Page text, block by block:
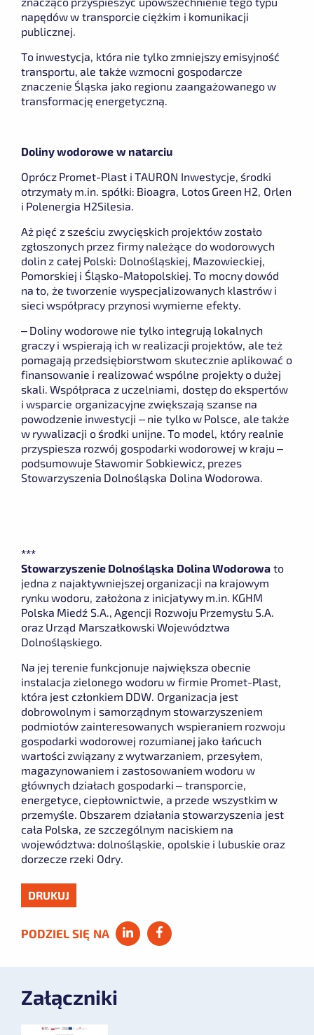
napędów w transporcie ciężkim i komunikacji
publicznej.
To inwestycja, która nie tylko zmniejszy emisyjność
transportu, ale także wzmocni gospodarcze
znaczenie Śląska jako regionu zaangażowanego w
transformację energetyczną.
Doliny wodorowe w natarciu
Oprócz Promet-Plast i TAURON Inwestycje, środki
otrzymały m.in. spółki: Bioagra, Lotos Green H2, Orlen
i Polenergia H2Silesia.
Aż pięć z sześciu zwycięskich projektów zostało
zgłoszonych przez firmy należące do wodorowych
dolin z całej Polski: Dolnośląskiej, Mazowieckiej,
Pomorskiej i Śląsko-Małopolskiej. To mocny dowód
na to, że tworzenie wyspecjalizowanych klastrów i
sieci współpracy przynosi wymierne efekty.
– Doliny wodorowe nie tylko integrują lokalnych
graczy i wspierają ich w realizacji projektów, ale też
pomagają przedsiębiorstwom skutecznie aplikować o
finansowanie i realizować wspólne projekty o dużej
skali. Współpraca z uczelniami, dostęp do ekspertów
i wsparcie organizacyjne zwiększają szanse na
powodzenie inwestycji – nie tylko w Polsce, ale także
w rywalizacji o środki unijne. To model, który realnie
przyspiesza rozwój gospodarki wodorowej w kraju –
podsumowuje Sławomir Sobkiewicz, prezes
Stowarzyszenia Dolnośląska Dolina Wodorowa.
***
Stowarzyszenie Dolnośląska Dolina Wodorowa to
jedna z najaktywniejszej organizacji na krajowym
rynku wodoru, założona z inicjatywy m.in. KGHM
Polska Miedź S.A., Agencji Rozwoju Przemysłu S.A.
oraz Urząd Marszałkowski Województwa
Dolnośląskiego.
Na jej terenie funkcjonuje największa obecnie
instalacja zielonego wodoru w firmie Promet-Plast,
która jest członkiem DDW. Organizacja jest
dobrowolnym i samorządnym stowarzyszeniem
podmiotów zainteresowanych wspieraniem rozwoju
gospodarki wodorowej rozumianej jako łańcuch
wartości związany z wytwarzaniem, przesyłem,
magazynowaniem i zastosowaniem wodoru w
głównych działach gospodarki – transporcie,
energetyce, ciepłownictwie, a przede wszystkim w
przemyśle. Obszarem działania stowarzyszenia jest
cała Polska, ze szczególnym naciskiem na
województwa: dolnośląskie, opolskie i lubuskie oraz
dorzecze rzeki Odry.
DRUKUJ
PODZIEL SIĘ NA
Załączniki